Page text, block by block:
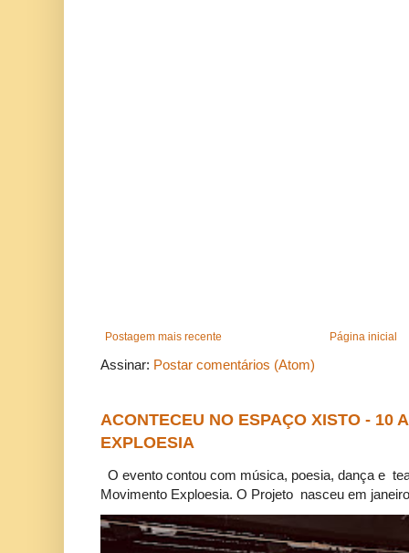
Postagem mais recente Página inicial
Assinar: Postar comentários (Atom)
ACONTECEU NO ESPAÇO XISTO - 10
EXPLOESIA
O evento contou com música, poesia, dança e
Movimento Exploesia. O Projeto nasceu em